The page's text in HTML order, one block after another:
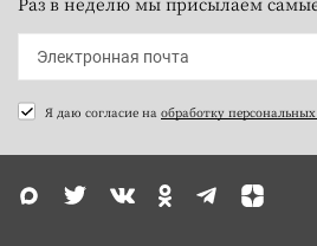
Я даю согласие на обработку